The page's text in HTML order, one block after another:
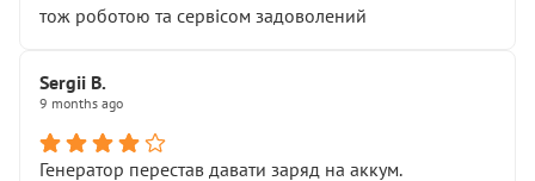
тож роботою та сервісом задоволений
Sergii B.
9 months ago
Генератор перестав давати заряд на аккум.